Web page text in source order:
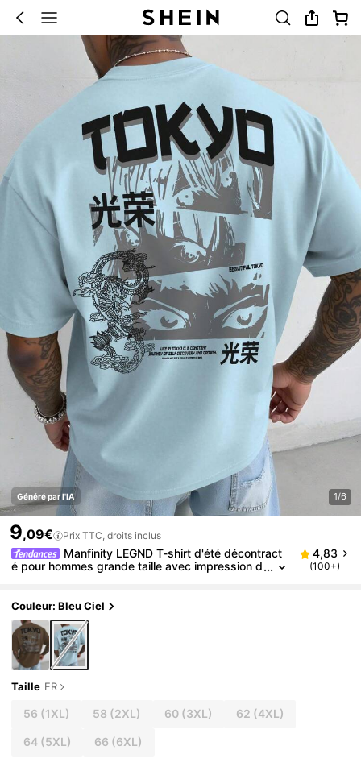
Généré par l'IA 1/6
9,09€ Prix TTC, droits inclus
Manfinity LEGND T-shirt d'été décontract
é pour hommes grande taille avec impression d
4,83
(100+)
Couleur: Bleu Ciel
Taille FR
56 (1XL) 58 (2XL) 60(3XL) 62 (4XL)
64(5XL) 66 (6XL)